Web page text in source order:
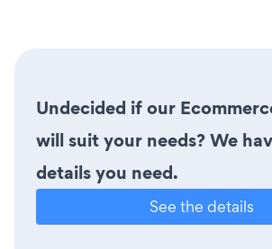
Undecided if our
will suit your needs? We
details you need.
See the details